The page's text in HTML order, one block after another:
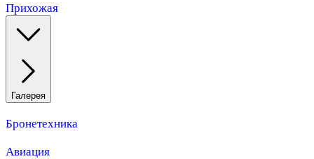
Прихожая
Галерея
Бронетехника
Авиация